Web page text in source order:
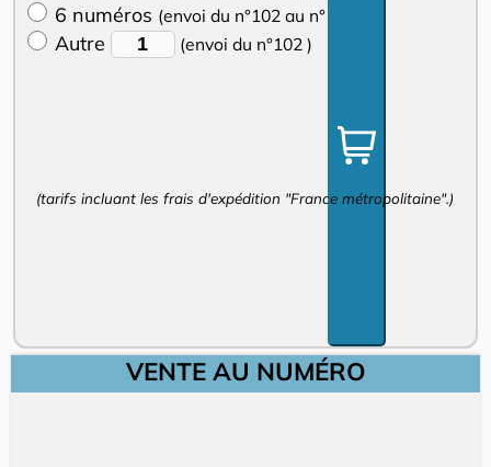
6 numéros (envoi du n°102 au n°107)
Autre (envoi du n°102 )
(tarifs incluant les frais d'expédition "France métropolitaine".)
VENTE AU NUMÉRO